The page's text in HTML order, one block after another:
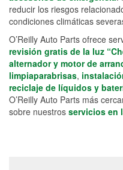
reducir los riesgos
condiciones climáticas
O’Reilly Auto Parts ofrece
revisión gratis de la luz
alternador y motor de
limpiaparabrisas,
reciclaje de líquidos y
O’Reilly Auto Parts más
sobre nuestros servicios en